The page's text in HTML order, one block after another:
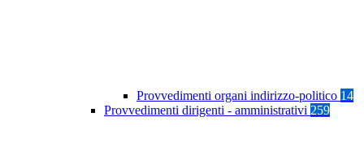
Provvedimenti organi indirizzo-politico 14
Provvedimenti dirigenti - amministrativi 259